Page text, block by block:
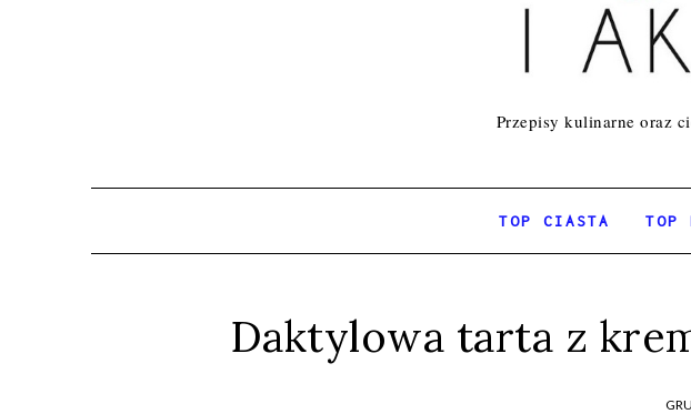
Przepisy kulinarne oraz
TOP CIASTA TOP
Daktylowa tarta z